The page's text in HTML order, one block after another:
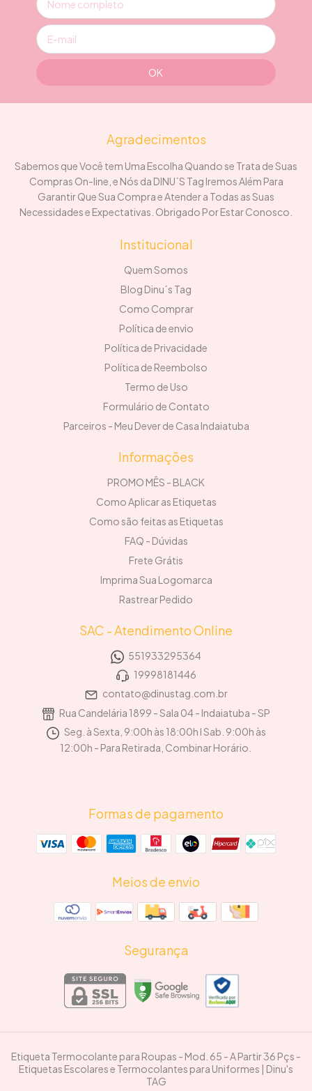
Agradecimentos
Sabemos que Você tem Uma Escolha Quando se Trata de Suas
Compras On-line, e Nós da DINU´S Tag Iremos Além Para
Garantir Que Sua Compra e Atender a Todas as Suas
Necessidades e Expectativas. Obrigado Por Estar Conosco.
Institucional
Quem Somos
Blog Dinu´s Tag
Como Comprar
Política de envio
Política de Privacidade
Política de Reembolso
Termo de Uso
Formulário de Contato
Parceiros - Meu Dever de Casa Indaiatuba
Informações
PROMO MÊS - BLACK
Como Aplicar as Etiquetas
Como são feitas as Etiquetas
FAQ - Dúvidas
Frete Grátis
Imprima Sua Logomarca
Rastrear Pedido
SAC - Atendimento Online
551933295364
19998181446
contato@dinustag.com.br
Rua Candelária 1899 - Sala 04 - Indaiatuba - SP
Seg. à Sexta, 9:00h às 18:00h I Sab. 9:00h às
12:00h - Para Retirada, Combinar Horário.
Formas de pagamento
Meios de envio
Segurança
Etiqueta Termocolante para Roupas - Mod. 65 - A Partir 36 Pçs -
Etiquetas Escolares e Termocolantes para Uniformes | Dinu's
TAG